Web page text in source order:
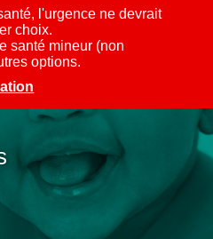
l'urgence ne devrait
choix.
santé mineur (non
options.